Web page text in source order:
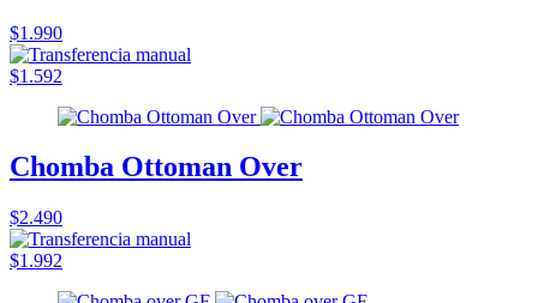
$1.990
$1.592
Chomba Ottoman Over
$2.490
$1.992